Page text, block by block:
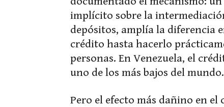
implícito sobre la
depósitos, amplía la diferencia
crédito hasta hacerlo
personas. En Venezuela, el
uno de los más bajos del mundo.
Pero el efecto más dañino en el